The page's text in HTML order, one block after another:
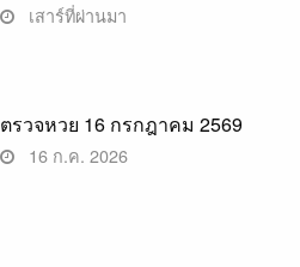
เสาร์ที่ผ่านมา
ตรวจหวย 16 กรกฎาคม 2569
16 ก.ค. 2026